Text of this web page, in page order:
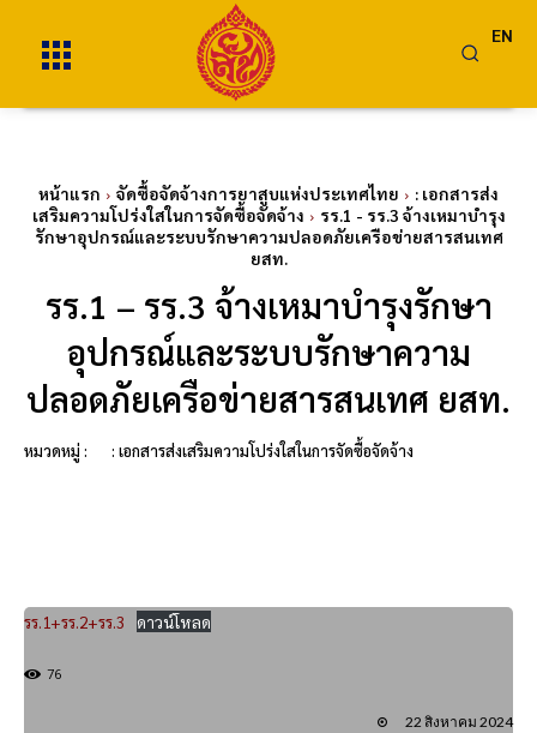
EN
หน้าแรก จัดซื้อจัดจ้างการยาสูบแห่งประเทศไทย
: เอกสารส่ง
เสริมความโปร่งใสในการจัดซื้อจัดจ้าง
รร.1 - รร.3 จ้างเหมาบำรุง
รักษาอุปกรณ์และระบบรักษาความปลอดภัยเครือข่ายสารสนเทศ
ยสท.
รร.1 – รร.3 จ้างเหมาบำรุงรักษา
อุปกรณ์และระบบรักษาความ
ปลอดภัยเครือข่ายสารสนเทศ ยสท.
หมวดหมู่ : : เอกสารส่งเสริมความโปร่งใสในการจัดซื้อจัดจ้าง
รร.1+รร.2+รร.3 ดาวน์โหลด
76
22 สิงหาคม 2024